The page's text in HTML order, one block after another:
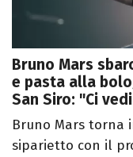
Bruno Mars
e pasta alla
San Siro: "Ci
Bruno Mars torna
siparietto con il